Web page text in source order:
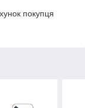
покупця